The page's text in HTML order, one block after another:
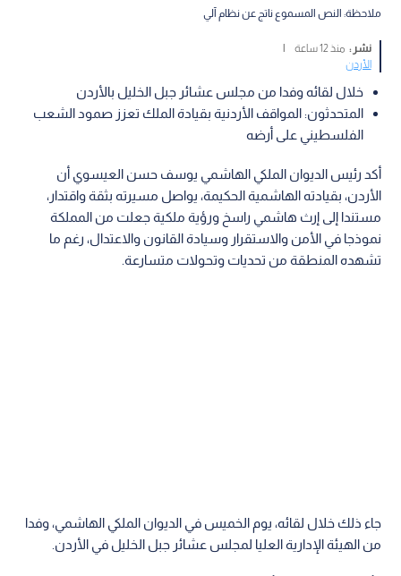
ملاحظة: النص المسموع ناتج عن نظام آلي
نشر : منذ 12 ساعة
|
الأردن
خلال لقائه وفدا من مجلس عشائر جبل الخليل بالأردن
المتحدثون: المواقف الأردنية بقيادة الملك تعزز صمود الشعب
الفلسطيني على أرضه
أكد رئيس الديوان الملكي الهاشمي يوسف حسن العيسوي أن
الأردن، بقيادته الهاشمية الحكيمة، يواصل مسيرته بثقة واقتدار،
مستندا إلى إرث هاشمي راسخ ورؤية ملكية جعلت من المملكة
نموذجا في الأمن والاستقرار وسيادة القانون والاعتدال، رغم ما
تشهده المنطقة من تحديات وتحولات متسارعة.
جاء ذلك خلال لقائه، يوم الخميس في الديوان الملكي الهاشمي، وفدا
من الهيئة الإدارية العليا لمجلس عشائر جبل الخليل في الأردن.